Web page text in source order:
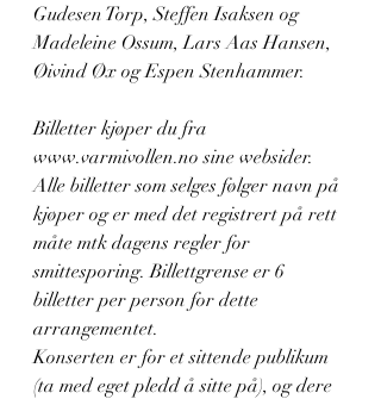
Gudesen Torp, Steffen Isaksen og
Madeleine Ossum, Lars Aas Hansen,
Øivind Øx og Espen Stenhammer.
Billetter kjøper du fra
www.varmivollen.no sine websider.
Alle billetter som selges følger navn på
kjøper og er med det registrert på rett
måte mtk dagens regler for
smittesporing. Billettgrense er 6
billetter per person for dette
arrangementet.
Konserten er for et sittende publikum
(ta med eget pledd å sitte på), og dere